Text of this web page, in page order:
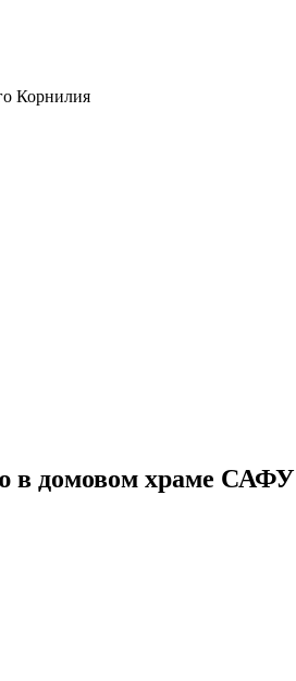
Корнилия
в домовом храме САФУ